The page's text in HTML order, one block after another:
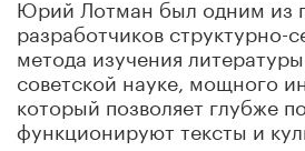
Юрий Лотман был одним из
разработчиков структурно-
метода изучения
советской науке, мощного
который позволяет глубже
функционируют тексты и